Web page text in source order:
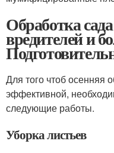
Обработка
вредителей и
Для того чтоб осенняя
эффективной,
следующие работы.
Уборка листьев